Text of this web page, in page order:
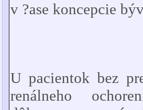
v ?ase koncepcie
U pacientok bez
renálneho